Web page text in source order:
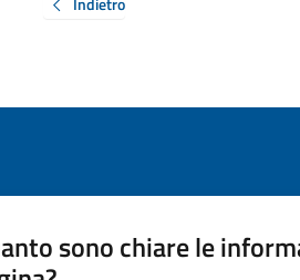
sono chiare le